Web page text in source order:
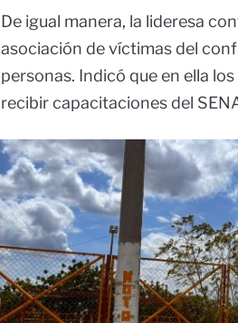
De igual manera, la lideresa
asociación de víctimas del
personas. Indicó que en ella
recibir capacitaciones del